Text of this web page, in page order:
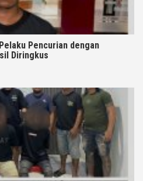
Pencurian dengan
Diringkus